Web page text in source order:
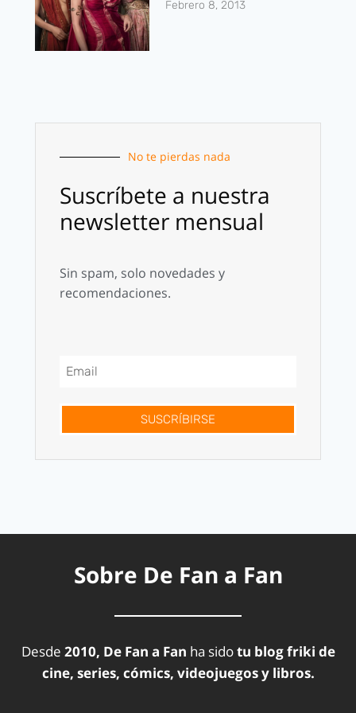
Febrero 8, 2013
No te pierdas nada
Suscríbete a nuestra
newsletter mensual
Sin spam, solo novedades y
recomendaciones.
SUSCRÍBIRSE
Sobre De Fan a Fan
Desde 2010, De Fan a Fan ha sidotu blog friki de
cine, series, cómics, videojuegos y libros.